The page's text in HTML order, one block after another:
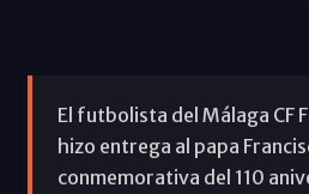
El futbolista del Málaga CF
hizo entrega al papa
conmemorativa del 110